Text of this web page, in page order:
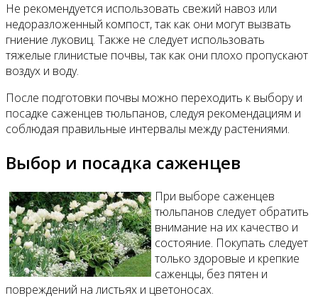
Не рекомендуется использовать свежий навоз или
недоразложенный компост, так как они могут вызвать
гниение луковиц. Также не следует использовать
тяжелые глинистые почвы, так как они плохо пропускают
воздух и воду.
После подготовки почвы можно переходить к выбору и
посадке саженцев тюльпанов, следуя рекомендациям и
соблюдая правильные интервалы между растениями.
Выбор и посадка саженцев
При выборе саженцев
тюльпанов следует обратить
внимание на их качество и
состояние. Покупать следует
только здоровые и крепкие
саженцы, без пятен и
повреждений на листьях и цветоносах.